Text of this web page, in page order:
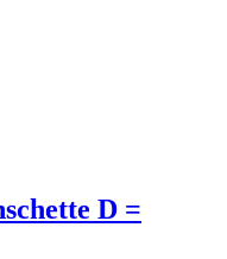
D =